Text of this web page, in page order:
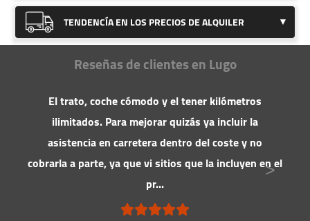
Hemos detectado unaestabilidaden
las búsquedas de furgonetas en esta
localidad.
Nuestra recomendación
Valore con tranquilidad nuestra flota
normal.
TENDENCÍA EN LOS PRECIOS DE ALQUILER
los precios de alquiler de furgonetas en
Nuestra recomendación
Es un buen momento para reservar,
evite subidas si se demora mucho.
Reseñas de clientes en Lugo
El trato, coche cómodo y el tener kilómetros
ilimitados. Para mejorar quizás ya incluir la
asistencia en carretera dentro del coste y no
cobrarla a parte, ya que vi sitios que la incluyen en el
pr...
>